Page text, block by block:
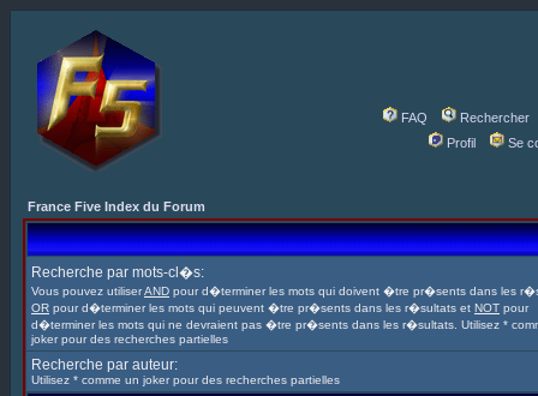
FAQ
Rechercher
Profil
Se
France Five Index du Forum
Recherche par mots-cl�s:
Vous pouvez utiliserAND pour d�terminer les mots qui doivent �tre pr�sents dans les
OR pour d�terminer les mots qui peuvent �tre pr�sents dans les r�sultats et NOT pour
d�terminer les mots qui ne devraient pas �tre pr�sents dans les r�sultats. Utilisez *
joker pour des recherches partielles
Recherche par auteur:
Utilisez * comme un joker pour des recherches partielles